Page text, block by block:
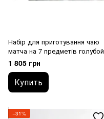
Набір для приготування чаю
матча на 7 предметів голубой
1 805 грн
Купить
−31%